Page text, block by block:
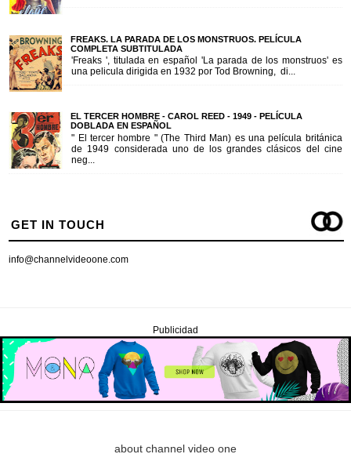
FREAKS. LA PARADA DE LOS MONSTRUOS. PELÍCULA
COMPLETA SUBTITULADA
'Freaks ', titulada en español 'La parada de los monstruos' es
una pelicula dirigida en 1932 por Tod Browning, di...
EL TERCER HOMBRE - CAROL REED - 1949 - PELÍCULA
DOBLADA EN ESPAÑOL
" El tercer hombre " (The Third Man) es una película británica
de 1949 considerada uno de los grandes clásicos del cine
neg...
GET IN TOUCH
info@channelvideoone.com
Publicidad
about channel video one